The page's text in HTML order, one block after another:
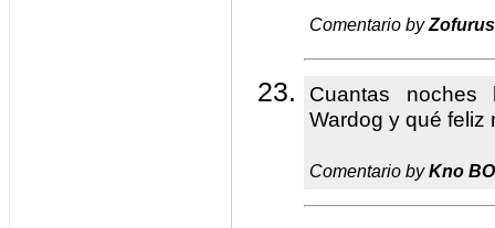
Comentario byZofurus
Cuantas
Wardog y qué feliz
Comentario byKno